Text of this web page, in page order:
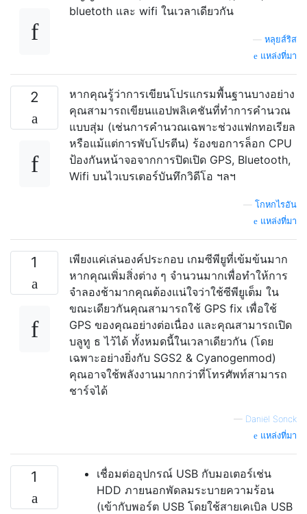
bluetoth และ wifi ในเวลาเดียวกัน
หลุยส์ริส
แหล่งที่มา
2
หากคุณรู้ว่าการเขียนโปรแกรมพื้นฐานบางอย่าง
คุณสามารถเขียนแอปพลิเคชันที่ทำการคำนวณ
แบบสุ่ม (เช่นการคำนวณเฉพาะช่วงแฟกทอเรียล
หรือแม้แต่การพับโปรตีน) ร้องขอการล็อก CPU
ป้องกันหน้าจอจากการปิดเปิด GPS, Bluetooth,
Wifi บนไวเบรเตอร์บันทึกวิดีโอ ฯลฯ
โกหกไรอัน
แหล่งที่มา
1
เพียงแค่เล่นองค์ประกอบ เกมซีพียูที่เข้มข้นมาก
หากคุณเพิ่มสิ่งต่าง ๆ จำนวนมากเพื่อทำให้การ
จำลองช้ามากคุณต้องแน่ใจว่าใช้ซีพียูเต็ม ใน
ขณะเดียวกันคุณสามารถใช้ GPS fix เพื่อใช้
GPS ของคุณอย่างต่อเนื่อง และคุณสามารถเปิด
บลูทู ธ ไว้ได้ ทั้งหมดนี้ในเวลาเดียวกัน (โดย
เฉพาะอย่างยิ่งกับ SGS2 & Cyanogenmod)
คุณอาจใช้พลังงานมากกว่าที่โทรศัพท์สามารถ
ชาร์จได้
— Daniël Sonck
แหล่งที่มา
1
เชื่อมต่ออุปกรณ์ USB กับมอเตอร์เช่น
HDD ภายนอกพัดลมระบายความร้อน
(เข้ากับพอร์ต USB โดยใช้สายเคเบิล USB